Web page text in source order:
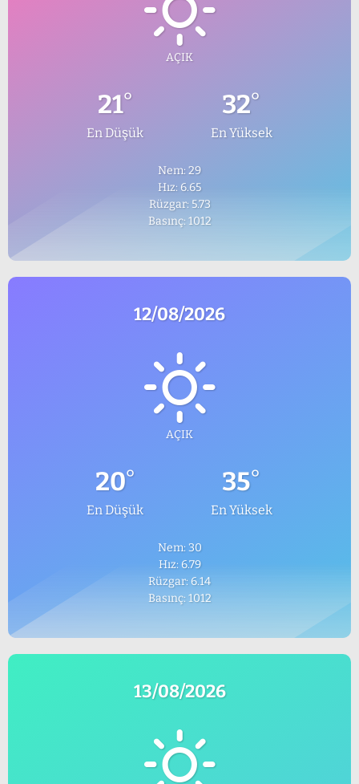
AÇIK
21°
En Düşük
32°
En Yüksek
Nem: 29
Hız: 6.65
Rüzgar: 5.73
Basınç: 1012
12/08/2026
AÇIK
20°
En Düşük
35°
En Yüksek
Nem: 30
Hız: 6.79
Rüzgar: 6.14
Basınç: 1012
13/08/2026